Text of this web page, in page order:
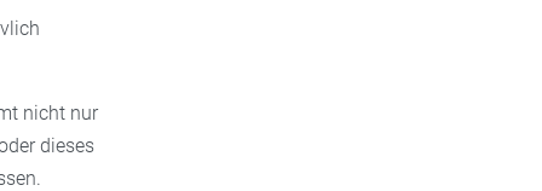
nicht nur
dieses